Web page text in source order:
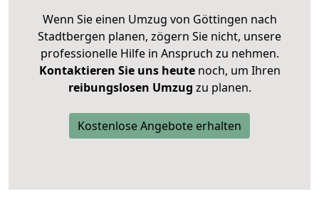
Wenn Sie einen Umzug von Göttingen nach
Stadtbergen planen, zögern Sie nicht, unsere
professionelle Hilfe in Anspruch zu nehmen.
Kontaktieren Sie uns heutenoch, um Ihren
reibungslosen Umzug zu planen.
Kostenlose Angebote erhalten